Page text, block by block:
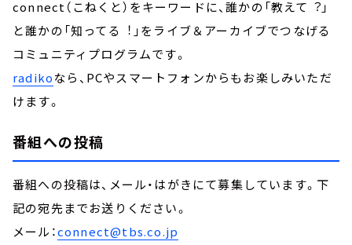
connect（こねくと）をキーワードに、誰かの「教えて︖」
と誰かの「知ってる︕」をライブ＆アーカイブでつなげる
コミュニティプログラムです。
radikoなら、PCやスマートフォンからもお楽しみいただ
けます。
番組への投稿
番組への投稿は、メール・はがきにて募集しています。下
記の宛先までお送りください。
メール：connect@tbs.co.jp